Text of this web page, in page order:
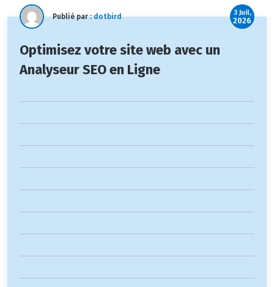
Publié par :dotbird 3 Juil,
2026
Optimisez votre site web avec un
Analyseur SEO en Ligne